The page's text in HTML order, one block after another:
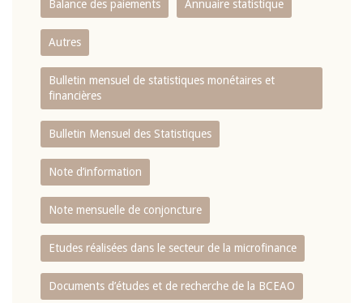
Balance des paiements Annuaire statistique
Autres
Bulletin mensuel de statistiques monétaires et
financières
Bulletin Mensuel des Statistiques
Note d’information
Note mensuelle de conjoncture
Etudes réalisées dans le secteur de la microfinance
Documents d’études et de recherche de la BCEAO